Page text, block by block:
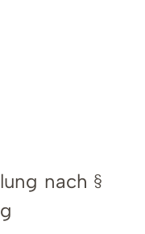
nach §